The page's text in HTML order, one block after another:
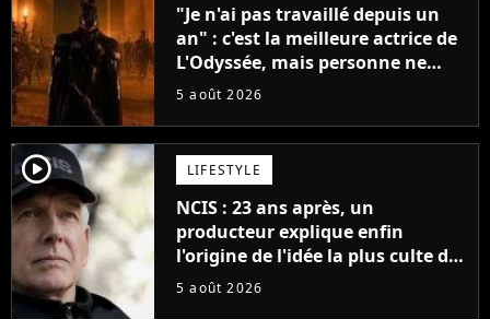
"Je n'ai pas travaillé depuis un
an" : c'est la meilleure actrice de
L'Odyssée, mais personne ne
veut lui donner de rôle au
5 août 2026
player2 LIFESTYLE
NCIS : 23 ans après, un
producteur explique enfin
l'origine de l'idée la plus culte de
la série (et on ne parle pas du
5 août 2026